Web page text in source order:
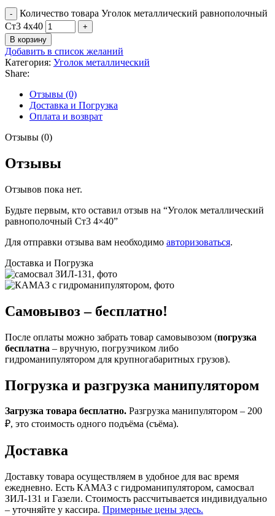
Количество товара Уголок металлический равнополочный
Ст3 4x40
В корзину
Добавить в список желаний
Категория: Уголок металлический
Share:
Отзывы (0)
Доставка и Погрузка
Оплата и возврат
Отзывы (0)
Отзывы
Отзывов пока нет.
Будьте первым, кто оставил отзыв на “Уголок металлический
равнополочный Ст3 4×40”
Для отправки отзыва вам необходимо авторизоваться.
Доставка и Погрузка
Самовывоз – бесплатно!
После оплаты можно забрать товар самовывозом (погрузка
бесплатна – вручную, погрузчиком либо
гидроманипулятором для крупногабаритных грузов).
Погрузка и разгрузка манипулятором
Загрузка товара бесплатно. Разгрузка манипулятором – 200
₽, это стоимость одного подъёма (съёма).
Доставка
Доставку товара осуществляем в удобное для вас время
ежедневно. Есть КАМАЗ с гидроманипулятором, самосвал
ЗИЛ-131 и Газели. Стоимость рассчитывается индивидуально
– уточняйте у кассира. Примерные цены здесь.